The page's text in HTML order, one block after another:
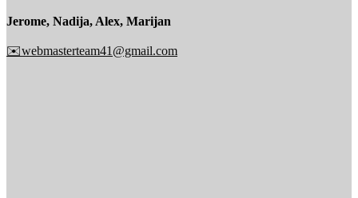
Jerome, Nadija, Alex, Marijan
✉️webmasterteam41@gmail.com